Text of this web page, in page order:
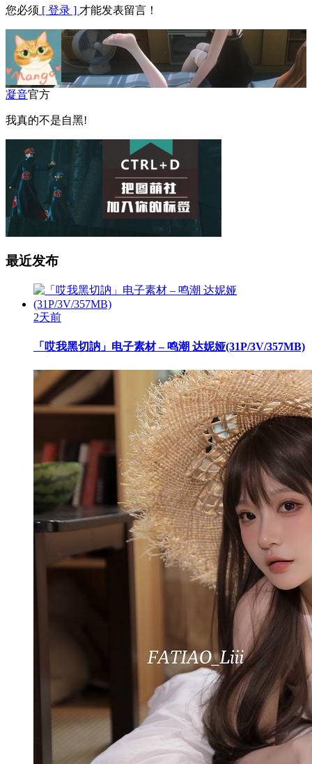
您必须 [ 登录 ] 才能发表留言！
凝音官方
我真的不是自黑!
最近发布
2天前
「哎我黑切訥」电子素材 – 鸣潮 达妮娅(31P/3V/357MB)